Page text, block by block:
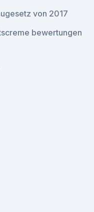
von 2017
bewertungen